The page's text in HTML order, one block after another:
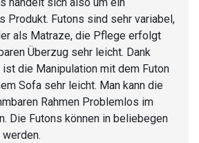
Produkt. Futons sind sehr variabel,
als Matraze, die Pflege erfolgt
Überzug sehr leicht. Dank
die Manipulation mit dem Futon
Sofa sehr leicht. Man kann die
Rahmen Problemlos im
Die Futons können in beliebegen